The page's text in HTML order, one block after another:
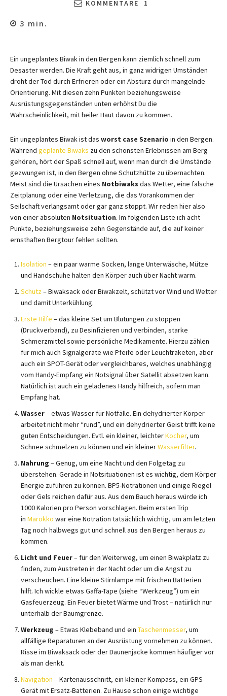
KOMMENTARE
1
3 min.
Ein ungeplantes Biwak in den Bergen kann ziemlich schnell zum
Desaster werden. Die Kraft geht aus, in ganz widrigen Umständen
droht der Tod durch Erfrieren oder ein Absturz durch mangelnde
Orientierung. Mit diesen zehn Punkten beziehungsweise
Ausrüstungsgegenständen unten erhöhst Du die
Wahrscheinlichkeit, mit heiler Haut davon zu kommen.
Ein ungeplantes Biwak ist das worst case Szenario in den Bergen.
Während geplante Biwaks zu den schönsten Erlebnissen am Berg
gehören, hört der Spaß schnell auf, wenn man durch die Umstände
gezwungen ist, in den Bergen ohne Schutzhütte zu übernachten.
Meist sind die Ursachen eines Notbiwaks das Wetter, eine falsche
Zeitplanung oder eine Verletzung, die das Vorankommen der
Seilschaft verlangsamt oder gar ganz stoppt. Wir reden hier also
von einer absoluten Notsituation. Im folgenden Liste ich acht
Punkte, beziehungsweise zehn Gegenstände auf, die auf keiner
ernsthaften Bergtour fehlen sollten.
Isolation – ein paar warme Socken, lange Unterwäsche, Mütze
und Handschuhe halten den Körper auch über Nacht warm.
Schutz– Biwaksack oder Biwakzelt, schützt vor Wind und Wetter
und damit Unterkühlung.
Erste Hilfe – das kleine Set um Blutungen zu stoppen
(Druckverband), zu Desinfizieren und verbinden, starke
Schmerzmittel sowie persönliche Medikamente. Hierzu zählen
für mich auch Signalgeräte wie Pfeife oder Leuchtraketen, aber
auch ein SPOT-Gerät oder vergleichbares, welches unabhängig
vom Handy-Empfang ein Notsignal über Satellit absetzen kann.
Natürlich ist auch ein geladenes Handy hilfreich, sofern man
Empfang hat.
Wasser– etwas Wasser für Notfälle. Ein dehydrierter Körper
arbeitet nicht mehr “rund”, und ein dehydrierter Geist trifft keine
guten Entscheidungen. Evtl. ein kleiner, leichterKocher, um
Schnee schmelzen zu können und ein kleinerWasserfilter.
Nahrung – Genug, um eine Nacht und den Folgetag zu
überstehen. Gerade in Notsituationen ist es wichtig, dem Körper
Energie zuführen zu können. BP5-Notrationen und einige Riegel
oder Gels reichen dafür aus. Aus dem Bauch heraus würde ich
1000 Kalorien pro Person vorschlagen. Beim ersten Trip
in Marokko war eine Notration tatsächlich wichtig, um am letzten
Tag noch halbwegs gut und schnell aus den Bergen heraus zu
kommen.
Licht und Feuer– für den Weiterweg, um einen Biwakplatz zu
finden, zum Austreten in der Nacht oder um die Angst zu
verscheuchen. Eine kleine Stirnlampe mit frischen Batterien
hilft. Ich wickle etwas Gaffa-Tape (siehe “Werkzeug”) um ein
Gasfeuerzeug. Ein Feuer bietet Wärme und Trost – natürlich nur
unterhalb der Baumgrenze.
Werkzeug – Etwas Klebeband und ein Taschenmesser, um
allfällige Reparaturen an der Ausrüstung vornehmen zu können.
Risse im Biwaksack oder der Daunenjacke kommen häufiger vor
als man denkt.
Navigation – Kartenausschnitt, ein kleiner Kompass, ein GPS-
Gerät mit Ersatz-Batterien. Zu Hause schon einige wichtige